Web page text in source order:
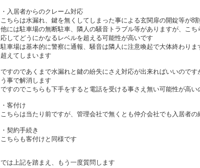
・入居者からのクレーム対応
こちらは水漏れ、鍵を無くしてしまった事による玄関扉の開錠等が8
他には駐車場の無断駐車、隣人の騒音トラブル等がありますが、こ
応してどうにかなるレベルを超える可能性が高いです
駐車場は基本的に警察に通報、騒音は隣人に注意喚起で大体終わり
超えてしまいます
ですのであくまで水漏れと鍵の紛失にさえ対応が出来ればいいので
う事で解消します
ですのでこちらも下手をすると電話を受ける事さえ無い可能性が高い
・客付け
こちらは当たり前ですが、管理会社で無くとも仲介会社でも入居者の
・契約手続き
こちらも客付けと同様です
では上記を踏まえ、もう一度質問します